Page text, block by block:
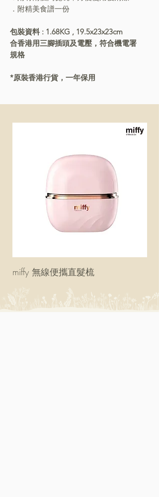
．附精美食譜一份
包裝資料 : 1.68KG , 19.5x23x23cm
合香港用三腳插頭及電壓，符合機電署
規格
*原裝香港行貨，一年保用
miffy 無線便攜直髮梳